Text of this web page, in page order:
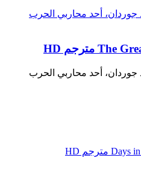
برنارد جوردان، أحد محاربي الحرب
برنارد جوردان، أحد محاربي الحرب